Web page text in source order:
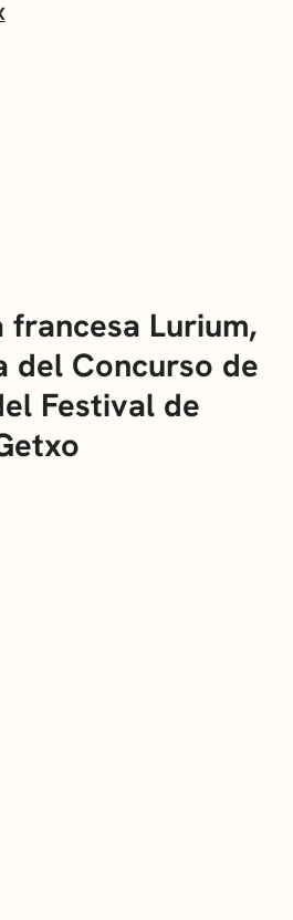
francesa Lurium,
del Concurso de
Festival de